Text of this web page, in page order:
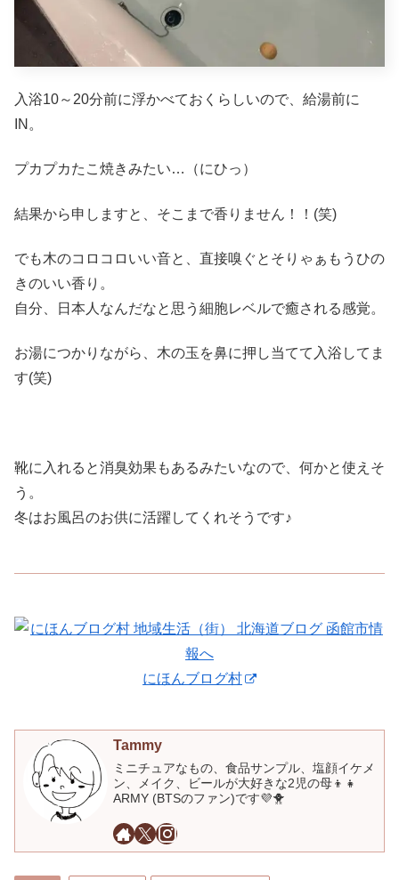
入浴10～20分前に浮かべておくらしいので、給湯前に
IN。
プカプカたこ焼きみたい…（にひっ）
結果から申しますと、そこまで香りません！！(笑)
でも木のコロコロいい音と、直接嗅ぐとそりゃぁもうひの
きのいい香り。
自分、日本人なんだなと思う細胞レベルで癒される感覚。
お湯につかりながら、木の玉を鼻に押し当てて入浴してま
す(笑)
靴に入れると消臭効果もあるみたいなので、何かと使えそ
う。
冬はお風呂のお供に活躍してくれそうです♪
にほんブログ村
Tammy
ミニチュアなもの、食品サンプル、塩顔イケメ
ン、メイク、ビールが大好きな2児の母👦👧
ARMY (BTSのファン)です💜🐥